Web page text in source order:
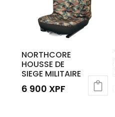
NORTHCORE
HOUSSE DE
SIEGE MILITAIRE
6 900 XPF